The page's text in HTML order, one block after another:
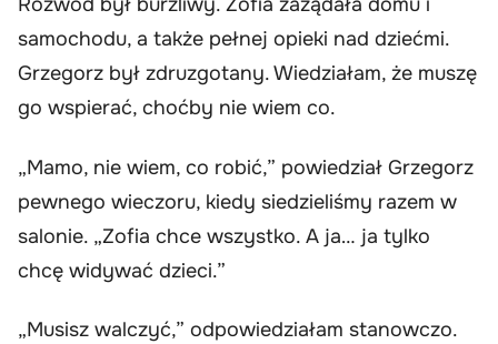
Rozwód był burzliwy. Zofia zażądała domu i
samochodu, a także pełnej opieki nad dziećmi.
Grzegorz był zdruzgotany. Wiedziałam, że muszę
go wspierać, choćby nie wiem co.
„Mamo, nie wiem, co robić,” powiedział Grzegorz
pewnego wieczoru, kiedy siedzieliśmy razem w
salonie. „Zofia chce wszystko. A ja… ja tylko
chcę widywać dzieci.”
„Musisz walczyć,” odpowiedziałam stanowczo.